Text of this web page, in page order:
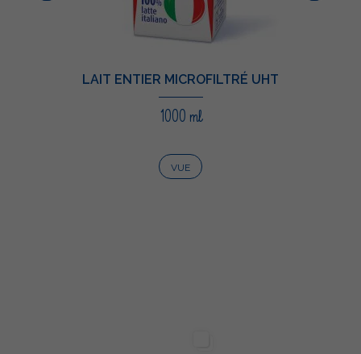
LAIT ENTIER MICROFILTRÉ UHT
1000 ml
VUE